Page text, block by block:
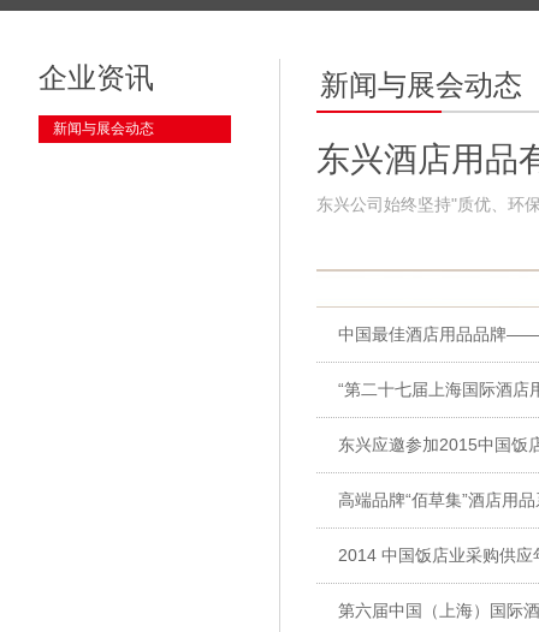
企业资讯
新闻与展会动态
新闻与展会动态
东兴酒店用品
东兴公司始终坚持"质优、环
中国最佳酒店用品品牌
“第二十七届上海国际酒店
东兴应邀参加2015中国饭
高端品牌“佰草集”酒店用
2014 中国饭店业采购供应
第六届中国（上海）国际